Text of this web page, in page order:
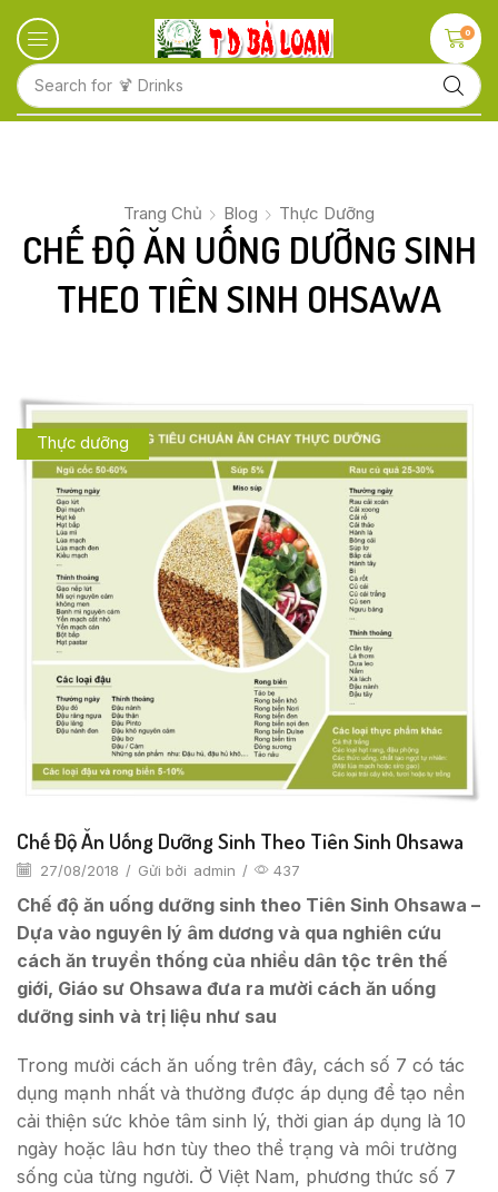
Search for 🍋 Fruits
0
Trang Chủ Blog Thực Dưỡng
CHẾ ĐỘ ĂN UỐNG DƯỠNG SINH
THEO TIÊN SINH OHSAWA
Thực dưỡng
Chế Độ Ăn Uống Dưỡng Sinh Theo Tiên Sinh Ohsawa
27/08/2018 / Gửi bởi admin / 437
Chế độ ăn uống dưỡng sinh theo Tiên Sinh Ohsawa –
Dựa vào nguyên lý âm dương và qua nghiên cứu
cách ăn truyền thống của nhiều dân tộc trên thế
giới, Giáo sư Ohsawa đưa ra mười cách ăn uống
dưỡng sinh và trị liệu như sau
Trong mười cách ăn uống trên đây, cách số 7 có tác
dụng mạnh nhất và thường được áp dụng để tạo nền
cải thiện sức khỏe tâm sinh lý, thời gian áp dụng là 10
ngày hoặc lâu hơn tùy theo thể trạng và môi trường
sống của từng người. Ở Việt Nam, phương thức số 7